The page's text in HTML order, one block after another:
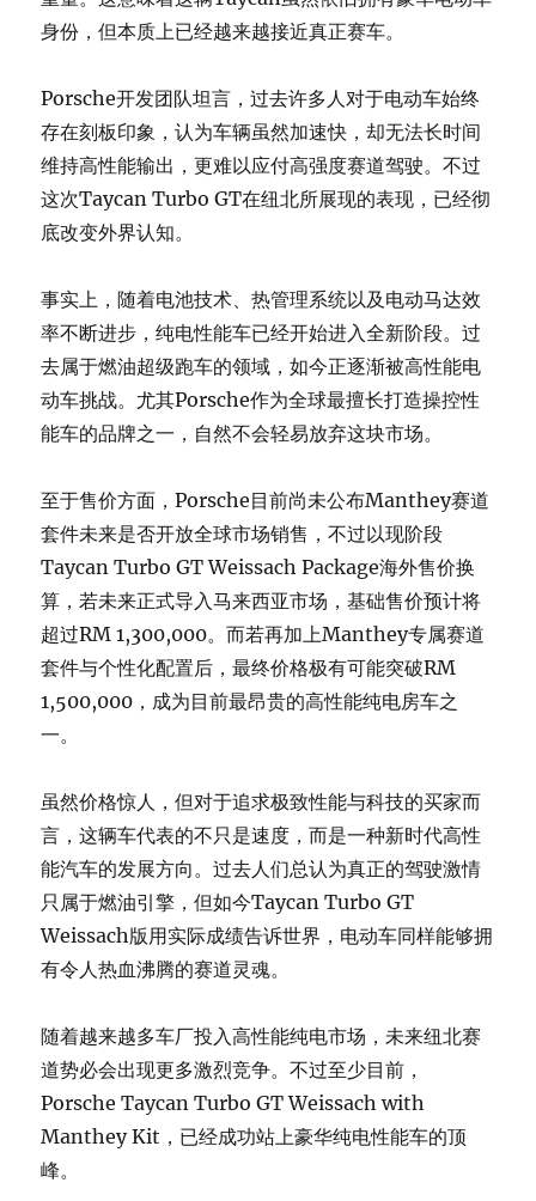
身份，但本质上已经越来越接近真正赛车。
Porsche开发团队坦言，过去许多人对于电动车始终
存在刻板印象，认为车辆虽然加速快，却无法长时间
维持高性能输出，更难以应付高强度赛道驾驶。不过
这次Taycan Turbo GT在纽北所展现的表现，已经彻
底改变外界认知。
事实上，随着电池技术、热管理系统以及电动马达效
率不断进步，纯电性能车已经开始进入全新阶段。过
去属于燃油超级跑车的领域，如今正逐渐被高性能电
动车挑战。尤其Porsche作为全球最擅长打造操控性
能车的品牌之一，自然不会轻易放弃这块市场。
至于售价方面，Porsche目前尚未公布Manthey赛道
套件未来是否开放全球市场销售，不过以现阶段
Taycan Turbo GT Weissach Package海外售价换
算，若未来正式导入马来西亚市场，基础售价预计将
超过RM 1,300,000。而若再加上Manthey专属赛道
套件与个性化配置后，最终价格极有可能突破RM
1,500,000，成为目前最昂贵的高性能纯电房车之
一。
虽然价格惊人，但对于追求极致性能与科技的买家而
言，这辆车代表的不只是速度，而是一种新时代高性
能汽车的发展方向。过去人们总认为真正的驾驶激情
只属于燃油引擎，但如今Taycan Turbo GT
Weissach版用实际成绩告诉世界，电动车同样能够拥
有令人热血沸腾的赛道灵魂。
随着越来越多车厂投入高性能纯电市场，未来纽北赛
道势必会出现更多激烈竞争。不过至少目前，
Porsche Taycan Turbo GT Weissach with
Manthey Kit，已经成功站上豪华纯电性能车的顶
峰。